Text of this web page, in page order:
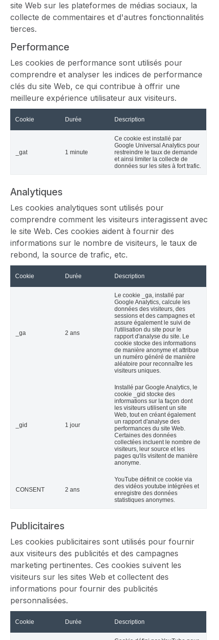
site Web sur les plateformes de médias sociaux, la
collecte de commentaires et d'autres fonctionnalités
tierces.
Performance
Les cookies de performance sont utilisés pour
comprendre et analyser les indices de performance
clés du site Web, ce qui contribue à offrir une
meilleure expérience utilisateur aux visiteurs.
Cookie Durée Description
_gat 1 minute
Ce cookie est installé par
Google Universal Analytics pour
restreindre le taux de demande
et ainsi limiter la collecte de
données sur les sites à fort trafic.
Analytiques
Les cookies analytiques sont utilisés pour
comprendre comment les visiteurs interagissent avec
le site Web. Ces cookies aident à fournir des
informations sur le nombre de visiteurs, le taux de
rebond, la source de trafic, etc.
Cookie Durée Description
_ga 2 ans
Le cookie _ga, installé par
Google Analytics, calcule les
données des visiteurs, des
sessions et des campagnes et
assure également le suivi de
l'utilisation du site pour le
rapport d'analyse du site. Le
cookie stocke des informations
de manière anonyme et attribue
un numéro généré de manière
aléatoire pour reconnaître les
visiteurs uniques.
_gid 1 jour
Installé par Google Analytics, le
cookie _gid stocke des
informations sur la façon dont
les visiteurs utilisent un site
Web, tout en créant également
un rapport d'analyse des
performances du site Web.
Certaines des données
collectées incluent le nombre de
visiteurs, leur source et les
pages qu'ils visitent de manière
anonyme.
CONSENT 2 ans
YouTube définit ce cookie via
des vidéos youtube intégrées et
enregistre des données
statistiques anonymes.
Publicitaires
Les cookies publicitaires sont utilisés pour fournir
aux visiteurs des publicités et des campagnes
marketing pertinentes. Ces cookies suivent les
visiteurs sur les sites Web et collectent des
informations pour fournir des publicités
personnalisées.
Cookie Durée Description